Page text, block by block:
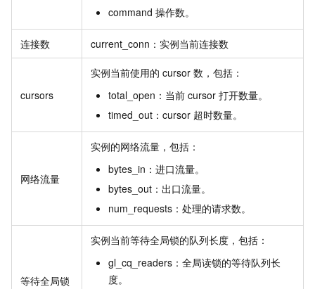
command 操作数。
连接数 current_conn：实例当前连接数
cursors
实例当前使用的 cursor 数，包括：
total_open：当前 cursor 打开数量。
timed_out：cursor 超时数量。
网络流量
实例的网络流量，包括：
bytes_in：进口流量。
bytes_out：出口流量。
num_requests：处理的请求数。
等待全局锁
实例当前等待全局锁的队列长度，包括：
gl_cq_readers：全局读锁的等待队列长
度。